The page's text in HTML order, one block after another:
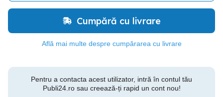
Cumpără cu livrare
Află mai multe despre cumpărarea cu livrare
Pentru a contacta acest utilizator, intră în contul tău
Publi24.ro sau creează-ți rapid un cont nou!